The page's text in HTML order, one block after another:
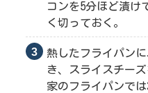
コンを5分ほど漬け
く切っておく。
熱したフライパン
き、スライスチー
家のフライパンで